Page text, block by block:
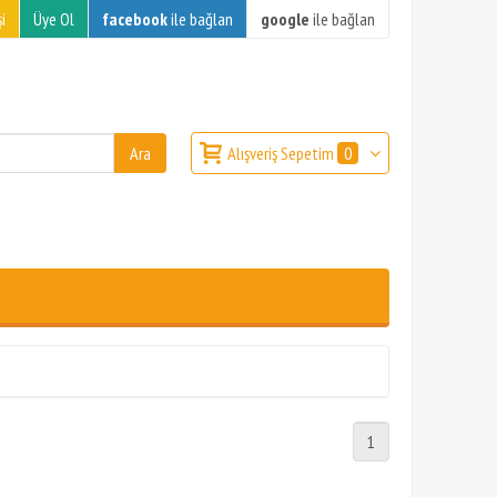
Üye Ol facebookile bağlan google ile bağlan
Alışveriş Sepetim 0
1